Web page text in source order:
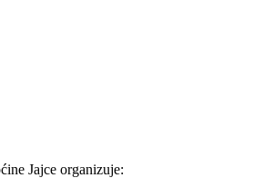
Jajce organizuje: